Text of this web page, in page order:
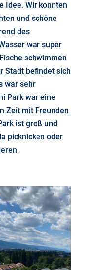
Idee. Wir konnten
und schöne
des
war super
schwimmen
Stadt befindet sich
war sehr
Park war eine
Zeit mit Freunden
ist groß und
picknicken oder